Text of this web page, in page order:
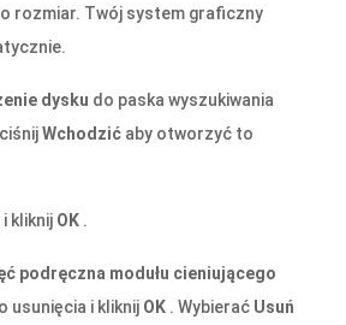
rozmiar. Twój system graficzny
dysku do paska wyszukiwania
Wchodzić aby otworzyć to
kliknij OK .
podręczna modułu cieniującego
usunięcia i kliknij OK . Wybierać Usuń